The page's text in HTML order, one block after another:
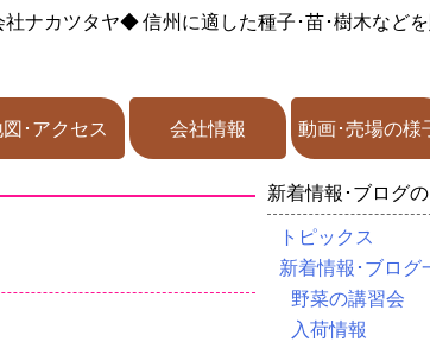
ナカツタヤ◆信州に適した種子･苗･樹木など
･アクセス 会社情報 動画･売場の様
新着情報･ブログ
トピックス
新着情報･ブログ
野菜の講習会
入荷情報